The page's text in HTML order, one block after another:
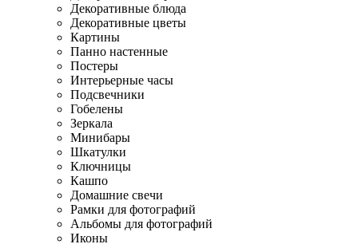
Декоративные блюда
Декоративные цветы
Картины
Панно настенные
Постеры
Интерьерные часы
Подсвечники
Гобелены
Зеркала
Минибары
Шкатулки
Ключницы
Кашпо
Домашние свечи
Рамки для фотографий
Альбомы для фотографий
Иконы